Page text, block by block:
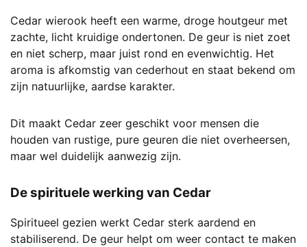
Cedar wierook heeft een warme, droge houtgeur met
zachte, licht kruidige ondertonen. De geur is niet zoet
en niet scherp, maar juist rond en evenwichtig. Het
aroma is afkomstig van cederhout en staat bekend om
zijn natuurlijke, aardse karakter.
Dit maakt Cedar zeer geschikt voor mensen die
houden van rustige, pure geuren die niet overheersen,
maar wel duidelijk aanwezig zijn.
De spirituele werking van Cedar
Spiritueel gezien werkt Cedar sterk aardend en
stabiliserend. De geur helpt om weer contact te maken